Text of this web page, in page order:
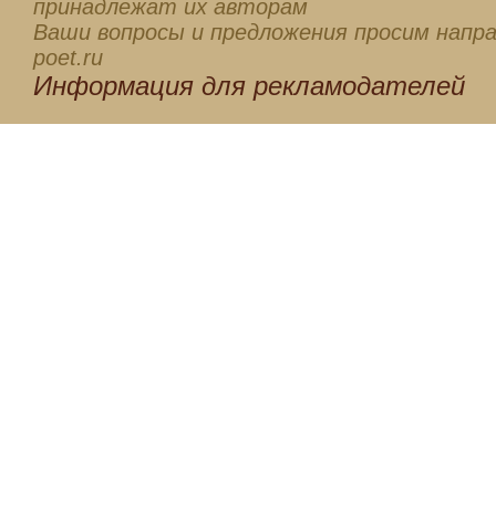
принадлежат их авторам
Ваши вопросы и предложения просим
poet.ru
Информация для рекламодателей